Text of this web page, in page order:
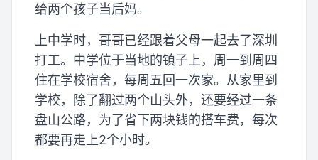
给两个孩子当后妈。
上中学时，哥哥已经跟着父母一起去了深圳
打工。中学位于当地的镇子上，周一到周四
住在学校宿舍，每周五回一次家。从家里到
学校，除了翻过两个山头外，还要经过一条
盘山公路，为了省下两块钱的搭车费，每次
都要再走上2个小时。